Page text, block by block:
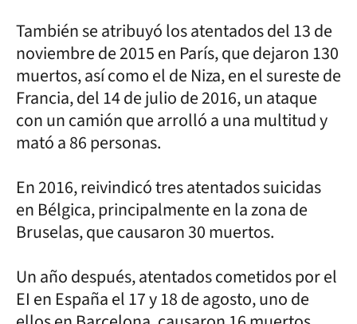
También se atribuyó los atentados del 13 de
noviembre de 2015 en París, que dejaron 130
muertos, así como el de Niza, en el sureste de
Francia, del 14 de julio de 2016, un ataque
con un camión que arrolló a una multitud y
mató a 86 personas.
En 2016, reivindicó tres atentados suicidas
en Bélgica, principalmente en la zona de
Bruselas, que causaron 30 muertos.
Un año después, atentados cometidos por el
EI en España el 17 y 18 de agosto, uno de